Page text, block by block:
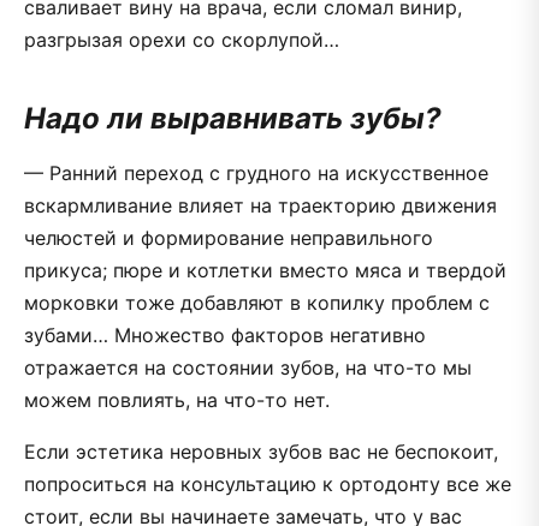
сваливает вину на врача, если сломал винир,
разгрызая орехи со скорлупой…
Надо ли выравнивать зубы?
— Ранний переход с грудного на искусственное
вскармливание влияет на траекторию движения
челюстей и формирование неправильного
прикуса; пюре и котлетки вместо мяса и твердой
морковки тоже добавляют в копилку проблем с
зубами… Множество факторов негативно
отражается на состоянии зубов, на что-то мы
можем повлиять, на что-то нет.
Если эстетика неровных зубов вас не беспокоит,
попроситься на консультацию к ортодонту все же
стоит, если вы начинаете замечать, что у вас